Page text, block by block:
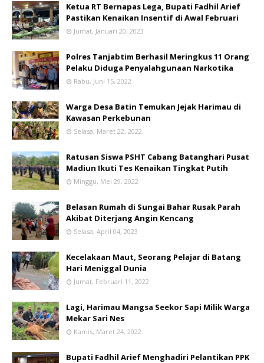
Ketua RT Bernapas Lega, Bupati Fadhil Arief
Pastikan Kenaikan Insentif di Awal Februari
Jumat, Januari 20, 2023
Polres Tanjabtim Berhasil Meringkus 11 Orang
Pelaku Diduga Penyalahgunaan Narkotika
Rabu, Juni 15, 2022
Warga Desa Batin Temukan Jejak Harimau di
Kawasan Perkebunan
Selasa, Maret 22, 2022
Ratusan Siswa PSHT Cabang Batanghari Pusat
Madiun Ikuti Tes Kenaikan Tingkat Putih
Minggu, Mei 29, 2022
Belasan Rumah di Sungai Bahar Rusak Parah
Akibat Diterjang Angin Kencang
Selasa, April 04, 2023
Kecelakaan Maut, Seorang Pelajar di Batang
Hari Meniggal Dunia
Jumat, Februari 11, 2022
Lagi, Harimau Mangsa Seekor Sapi Milik Warga
Mekar Sari Nes
Kamis, Maret 24, 2022
Bupati Fadhil Arief Menghadiri Pelantikan PPK